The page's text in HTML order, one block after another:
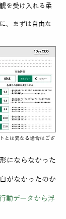
を受け入れる柔
、まずは自由な
とは異なる場合はござ
にならなかった
がなかったのか
動データから浮